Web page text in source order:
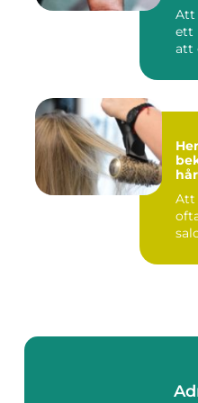
Att
ett
att
Att